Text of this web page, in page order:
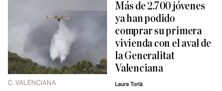
C. VALENCIANA
Más de 2.700 jóvenes
ya han podido
comprar su primera
vivienda con el aval de
la Generalitat
Valenciana
Laura Torlà